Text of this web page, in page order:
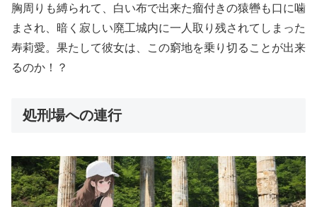
胸周りも縛られて、白い布で出来た瘤付きの猿轡も口に噛
まされ、暗く寂しい廃工城内に一人取り残されてしまった
寿莉愛。果たして彼女は、この窮地を乗り切ることが出来
るのか！？
処刑場への連行